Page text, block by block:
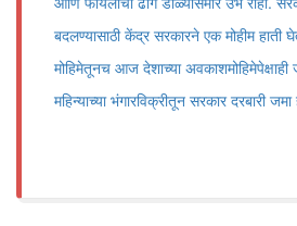
बदलण्यासाठी केंद्र सरकारने एक मोहीम हाती
मोहिमेतूनच आज देशाच्या
महिन्याच्या भंगारविक्रीतून सरकार दरबारी